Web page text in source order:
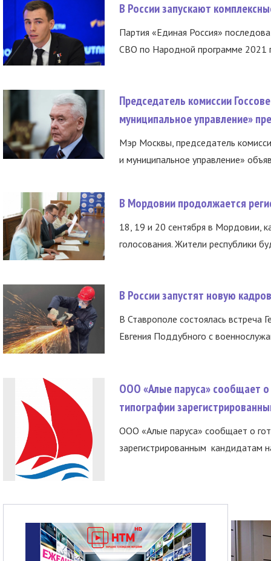
В России запускают
Партия «Единая Россия»
СВО по Народной программе 2021
Председатель комиссии
муниципальное управление»
Мэр Москвы, председатель
и муниципальное управление»
В Мордовии продолжается
18, 19 и 20 сентября в Мордовии,
голосования. Жители республики
В России запустят новую
В Ставрополе состоялась встреча
Евгения Поддубного с
ООО «Алые паруса» сообщает о
типографии
ООО «Алые паруса» сообщает о
зарегистрированным кандидатам